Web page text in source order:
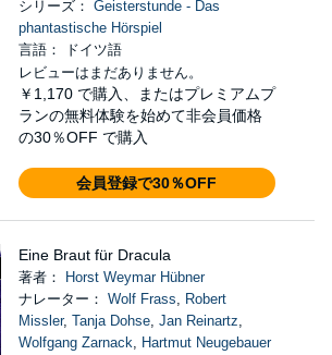
シリーズ： Geisterstunde - Das
phantastische Hörspiel
言語： ドイツ語
レビューはまだありません。
￥1,170 で購入、またはプレミアムプ
ランの無料体験を始めて非会員価格
の30％OFF で購入
会員登録で30％OFF
Eine Braut für Dracula
著者：
Horst Weymar Hübner
ナレーター： Wolf Frass, Robert
Missler, Tanja Dohse, Jan Reinartz,
Wolfgang Zarnack, Hartmut Neugebauer